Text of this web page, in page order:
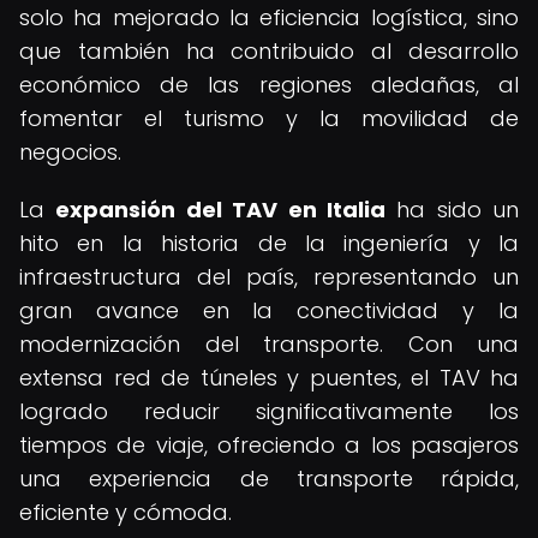
solo ha mejorado la eficiencia logística, sino
que también ha contribuido al desarrollo
económico de las regiones aledañas, al
fomentar el turismo y la movilidad de
negocios.
La expansión del TAV en Italia ha sido un
hito en la historia de la ingeniería y la
infraestructura del país, representando un
gran avance en la conectividad y la
modernización del transporte. Con una
extensa red de túneles y puentes, el TAV ha
logrado reducir significativamente los
tiempos de viaje, ofreciendo a los pasajeros
una experiencia de transporte rápida,
eficiente y cómoda.